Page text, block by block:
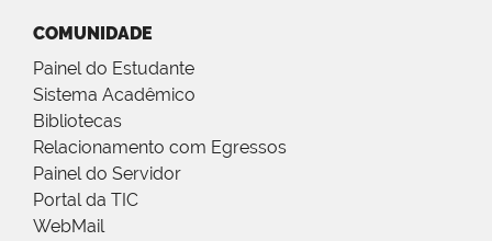
COMUNIDADE
Painel do Estudante
Sistema Acadêmico
Bibliotecas
Relacionamento com Egressos
Painel do Servidor
Portal da TIC
WebMail